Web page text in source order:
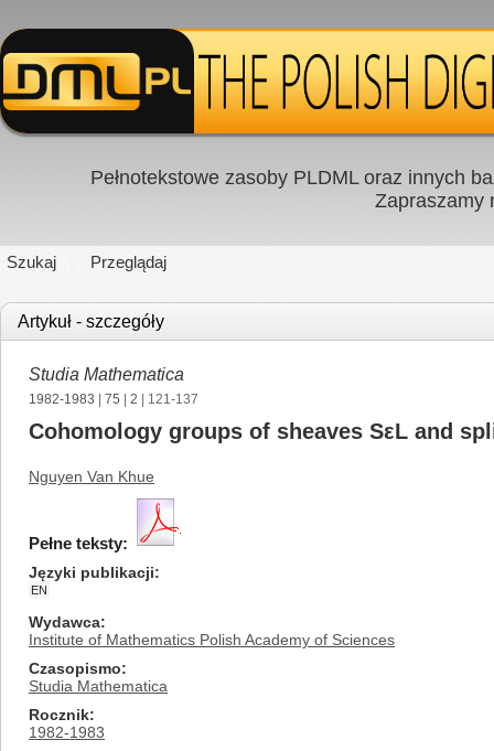
Pełnotekstowe zasoby PLDML oraz innych
Zapraszamy
Szukaj Przeglądaj
Artykuł - szczegóły
Studia Mathematica
1982-1983 75 2 | 121-137
Cohomology groups of sheaves SεL and
Nguyen Van Khue
Pełne teksty:
Języki publikacji
EN
Wydawca
Institute of Mathematics Polish Academy of Sciences
Czasopismo
Studia Mathematica
Rocznik
1982-1983